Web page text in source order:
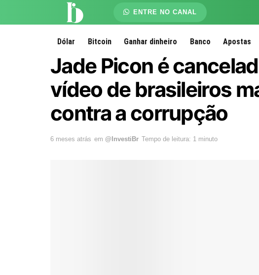
ENTRE NO CANAL
Dólar Bitcoin Ganhar dinheiro Banco Apostas
Jade Picon é
vídeo de brasileiros
contra a corrupção
6 meses atrás em @InvestiBr Tempo de leitura: 1 minuto